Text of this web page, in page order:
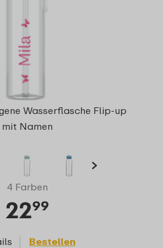
Wasserflasche Flip-up
mit Namen
4 Farben
2299
Bestellen